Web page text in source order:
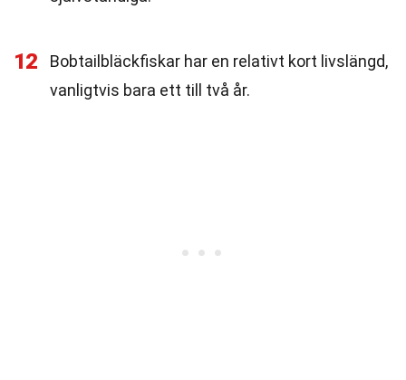
12
Bobtailbläckfiskar har en relativt kort livslängd,
vanligtvis bara ett till två år.